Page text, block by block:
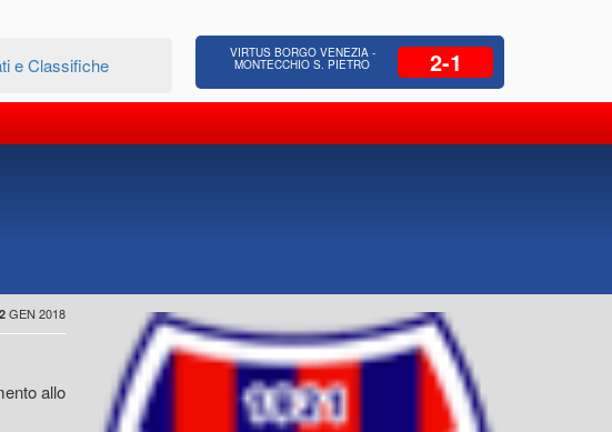
Edilizia Residenziale, Opere pubbliche,
Progettazione Strade, Opere idrauliche, Bonifica
e Classifiche
VIRTUS BORGO VENEZIA -
MONTECCHIO S. PIETRO 2-1
GEN 2018
allo